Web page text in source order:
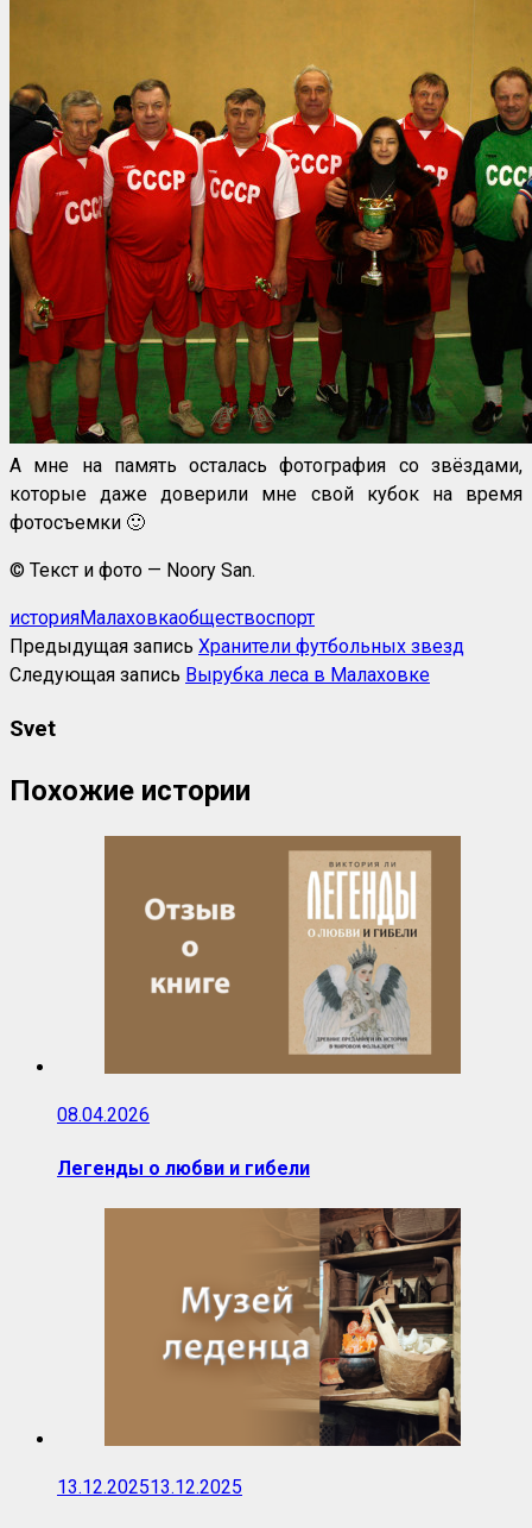
А мне на память осталась фотография со звёздами,
которые даже доверили мне свой кубок на время
фотосъемки 🙂
© Текст и фото — Noory San.
историяМалаховкаобществоспорт
Предыдущая запись Хранители футбольных звезд
Следующая запись Вырубка леса в Малаховке
Svet
Похожие истории
08.04.2026
Легенды о любви и гибели
13.12.202513.12.2025